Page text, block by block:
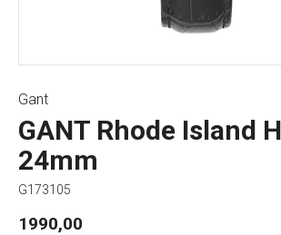
Gant
GANT Rhode Island
24mm
G173105
1990,00